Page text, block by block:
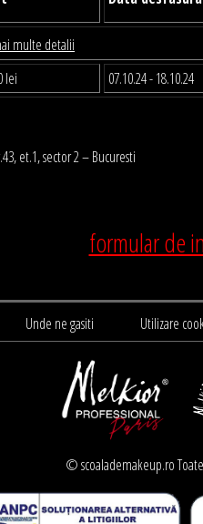
multe detalii
lei 07.10.24 - 18.10.24
et.1, sector 2 – Bucuresti
formular de
Unde ne gasiti Utilizare
© scoalademakeup.ro